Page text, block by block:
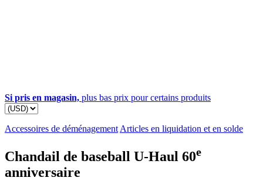
Si pris en magasin, plus bas prix pour certains produits
Accessoires de déménagement Articles en liquidation et en solde
Chandail de baseball U-Haul 60e
anniversaire